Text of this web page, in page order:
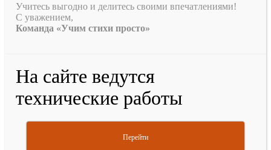
Учитесь выгодно и делитесь своими впечатлениями!
С уважением,
Команда «Учим стихи просто»
На сайте ведутся
технические работы
Перейти